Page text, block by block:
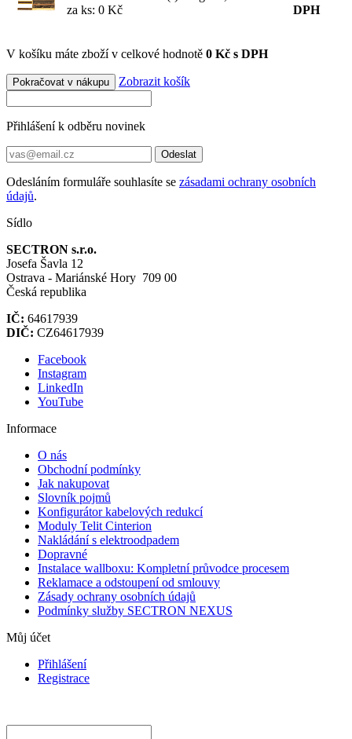
za ks: 0 Kč
DPH
V košíku máte zboží v celkové hodnotě 0 Kč s DPH
Pokračovat v nákupu Zobrazit košík
Přihlášení k odběru novinek
Odeslat
Odesláním formuláře souhlasíte se zásadami ochrany osobních
údajů.
Sídlo
SECTRON s.r.o.
Josefa Šavla 12
Ostrava - Mariánské Hory 709 00
Česká republika
IČ: 64617939
DIČ: CZ64617939
Facebook
Instagram
LinkedIn
YouTube
Informace
O nás
Obchodní podmínky
Jak nakupovat
Slovník pojmů
Konfigurátor kabelových redukcí
Moduly Telit Cinterion
Nakládání s elektroodpadem
Dopravné
Instalace wallboxu: Kompletní průvodce procesem
Reklamace a odstoupení od smlouvy
Zásady ochrany osobních údajů
Podmínky služby SECTRON NEXUS
Můj účet
Přihlášení
Registrace